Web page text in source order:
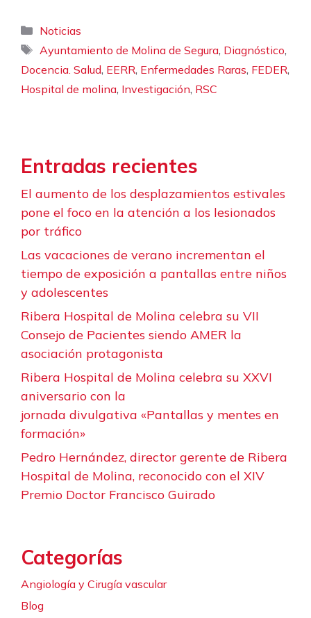
Categorías
Noticias
Etiquetas
Ayuntamiento de Molina de Segura, Diagnóstico,
Docencia. Salud, EERR, Enfermedades Raras, FEDER,
Hospital de molina, Investigación, RSC
Entradas recientes
El aumento de los desplazamientos estivales
pone el foco en la atención a los lesionados
por tráfico
Las vacaciones de verano incrementan el
tiempo de exposición a pantallas entre niños
y adolescentes
Ribera Hospital de Molina celebra su VII
Consejo de Pacientes siendo AMER la
asociación protagonista
Ribera Hospital de Molina celebra su XXVI
aniversario con la
jornada divulgativa «Pantallas y mentes en
formación»
Pedro Hernández, director gerente de Ribera
Hospital de Molina, reconocido con el XIV
Premio Doctor Francisco Guirado
Categorías
Angiología y Cirugía vascular
Blog